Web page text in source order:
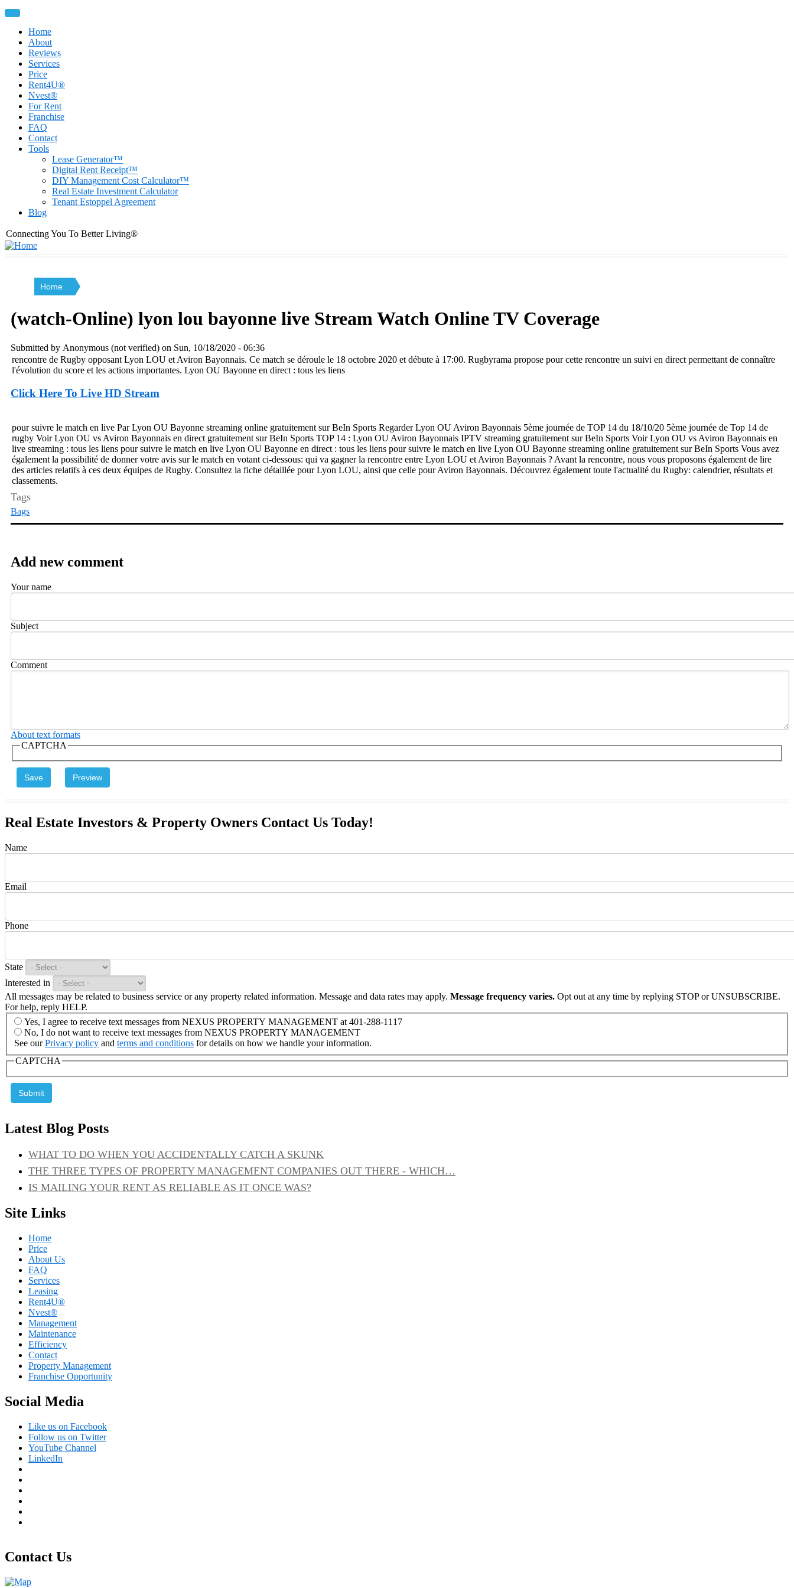
Skip
to
main
content
Toggle navigation
Main
navigation
Home
About
Reviews
Services
Price
Rent4U®
Nvest®
For Rent
Franchise
FAQ
Contact
Tools
Lease Generator™
Digital Rent Receipt™
DIY Management Cost Calculator™
Real Estate Investment Calculator
Tenant Estoppel Agreement
Blog
Connecting You To Better Living®
Breadcrumb
Home
(watch-Online) lyon lou bayonne live Stream Watch Online TV Coverage
Submitted by Anonymous (not verified) on Sun, 10/18/2020 - 06:36
rencontre de Rugby opposant Lyon LOU et Aviron Bayonnais. Ce match se déroule le 18 octobre 2020 et débute à 17:00. Rugbyrama propose pour cette rencontre un suivi en direct permettant de connaître
l'évolution du score et les actions importantes. Lyon OU Bayonne en direct : tous les liens
Click Here To Live HD Stream
pour suivre le match en live Par Lyon OU Bayonne streaming online gratuitement sur BeIn Sports Regarder Lyon OU Aviron Bayonnais 5ème journée de TOP 14 du 18/10/20 5ème journée de Top 14 de
rugby Voir Lyon OU vs Aviron Bayonnais en direct gratuitement sur BeIn Sports TOP 14 : Lyon OU Aviron Bayonnais IPTV streaming gratuitement sur BeIn Sports Voir Lyon OU vs Aviron Bayonnais en
live streaming : tous les liens pour suivre le match en live Lyon OU Bayonne en direct : tous les liens pour suivre le match en live Lyon OU Bayonne streaming online gratuitement sur BeIn Sports Vous avez
également la possibilité de donner votre avis sur le match en votant ci-dessous: qui va gagner la rencontre entre Lyon LOU et Aviron Bayonnais ? Avant la rencontre, nous vous proposons également de lire
des articles relatifs à ces deux équipes de Rugby. Consultez la fiche détaillée pour Lyon LOU, ainsi que celle pour Aviron Bayonnais. Découvrez également toute l'actualité du Rugby: calendrier, résultats et
classements.
Tags
Bags
Add new comment
Your name
Subject
Comment
About text formats
CAPTCHA
Real Estate Investors & Property Owners Contact Us Today!
Name
Email
Phone
State
Interested in
All messages may be related to business service or any property related information. Message and data rates may apply. Message frequency varies. Opt out at any time by replying STOP or UNSUBSCRIBE.
For help, reply HELP.
Yes, I agree to receive text messages from NEXUS PROPERTY MANAGEMENT at 401-288-1117
No, I do not want to receive text messages from NEXUS PROPERTY MANAGEMENT
See ourPrivacy policy and terms and conditions for details on how we handle your information.
CAPTCHA
Latest Blog Posts
WHAT TO DO WHEN YOU ACCIDENTALLY CATCH A SKUNK
THE THREE TYPES OF PROPERTY MANAGEMENT COMPANIES OUT THERE - WHICH…
IS MAILING YOUR RENT AS RELIABLE AS IT ONCE WAS?
Site Links
Home
Price
About Us
FAQ
Services
Leasing
Rent4U®
Nvest®
Management
Maintenance
Efficiency
Contact
Property Management
Franchise Opportunity
Social Media
Like us on Facebook
Follow us on Twitter
YouTube Channel
LinkedIn
Contact Us